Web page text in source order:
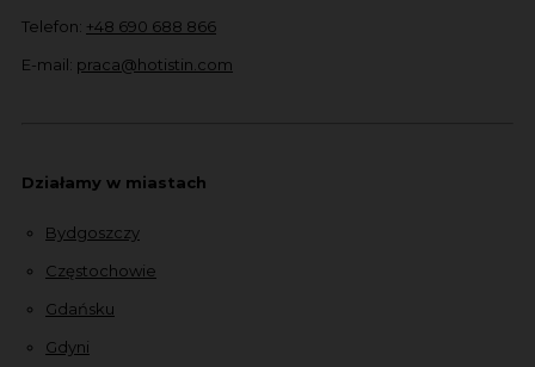
Telefon: +48 690 688 866
E-mail: praca@hotistin.com
Działamy w miastach
Bydgoszczy
Częstochowie
Gdańsku
Gdyni